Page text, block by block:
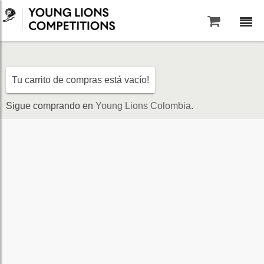
Saltar al contenido
Tu carrito de compras está vacío!
Sigue comprando en Young Lions Colombia.